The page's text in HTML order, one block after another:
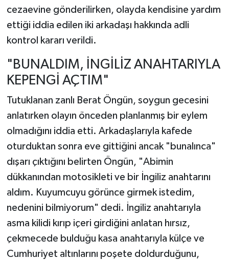
cezaevine gönderilirken, olayda kendisine yardım
ettiği iddia edilen iki arkadaşı hakkında adli
kontrol kararı verildi.
"BUNALDIM, İNGİLİZ ANAHTARIYLA
KEPENGİ AÇTIM"
Tutuklanan zanlı Berat Öngün, soygun gecesini
anlatırken olayın önceden planlanmış bir eylem
olmadığını iddia etti. Arkadaşlarıyla kafede
oturduktan sonra eve gittiğini ancak "bunalınca"
dışarı çıktığını belirten Öngün, "Abimin
dükkanından motosikleti ve bir İngiliz anahtarını
aldım. Kuyumcuyu görünce girmek istedim,
nedenini bilmiyorum" dedi. İngiliz anahtarıyla
asma kilidi kırıp içeri girdiğini anlatan hırsız,
çekmecede bulduğu kasa anahtarıyla külçe ve
Cumhuriyet altınlarını poşete doldurduğunu,